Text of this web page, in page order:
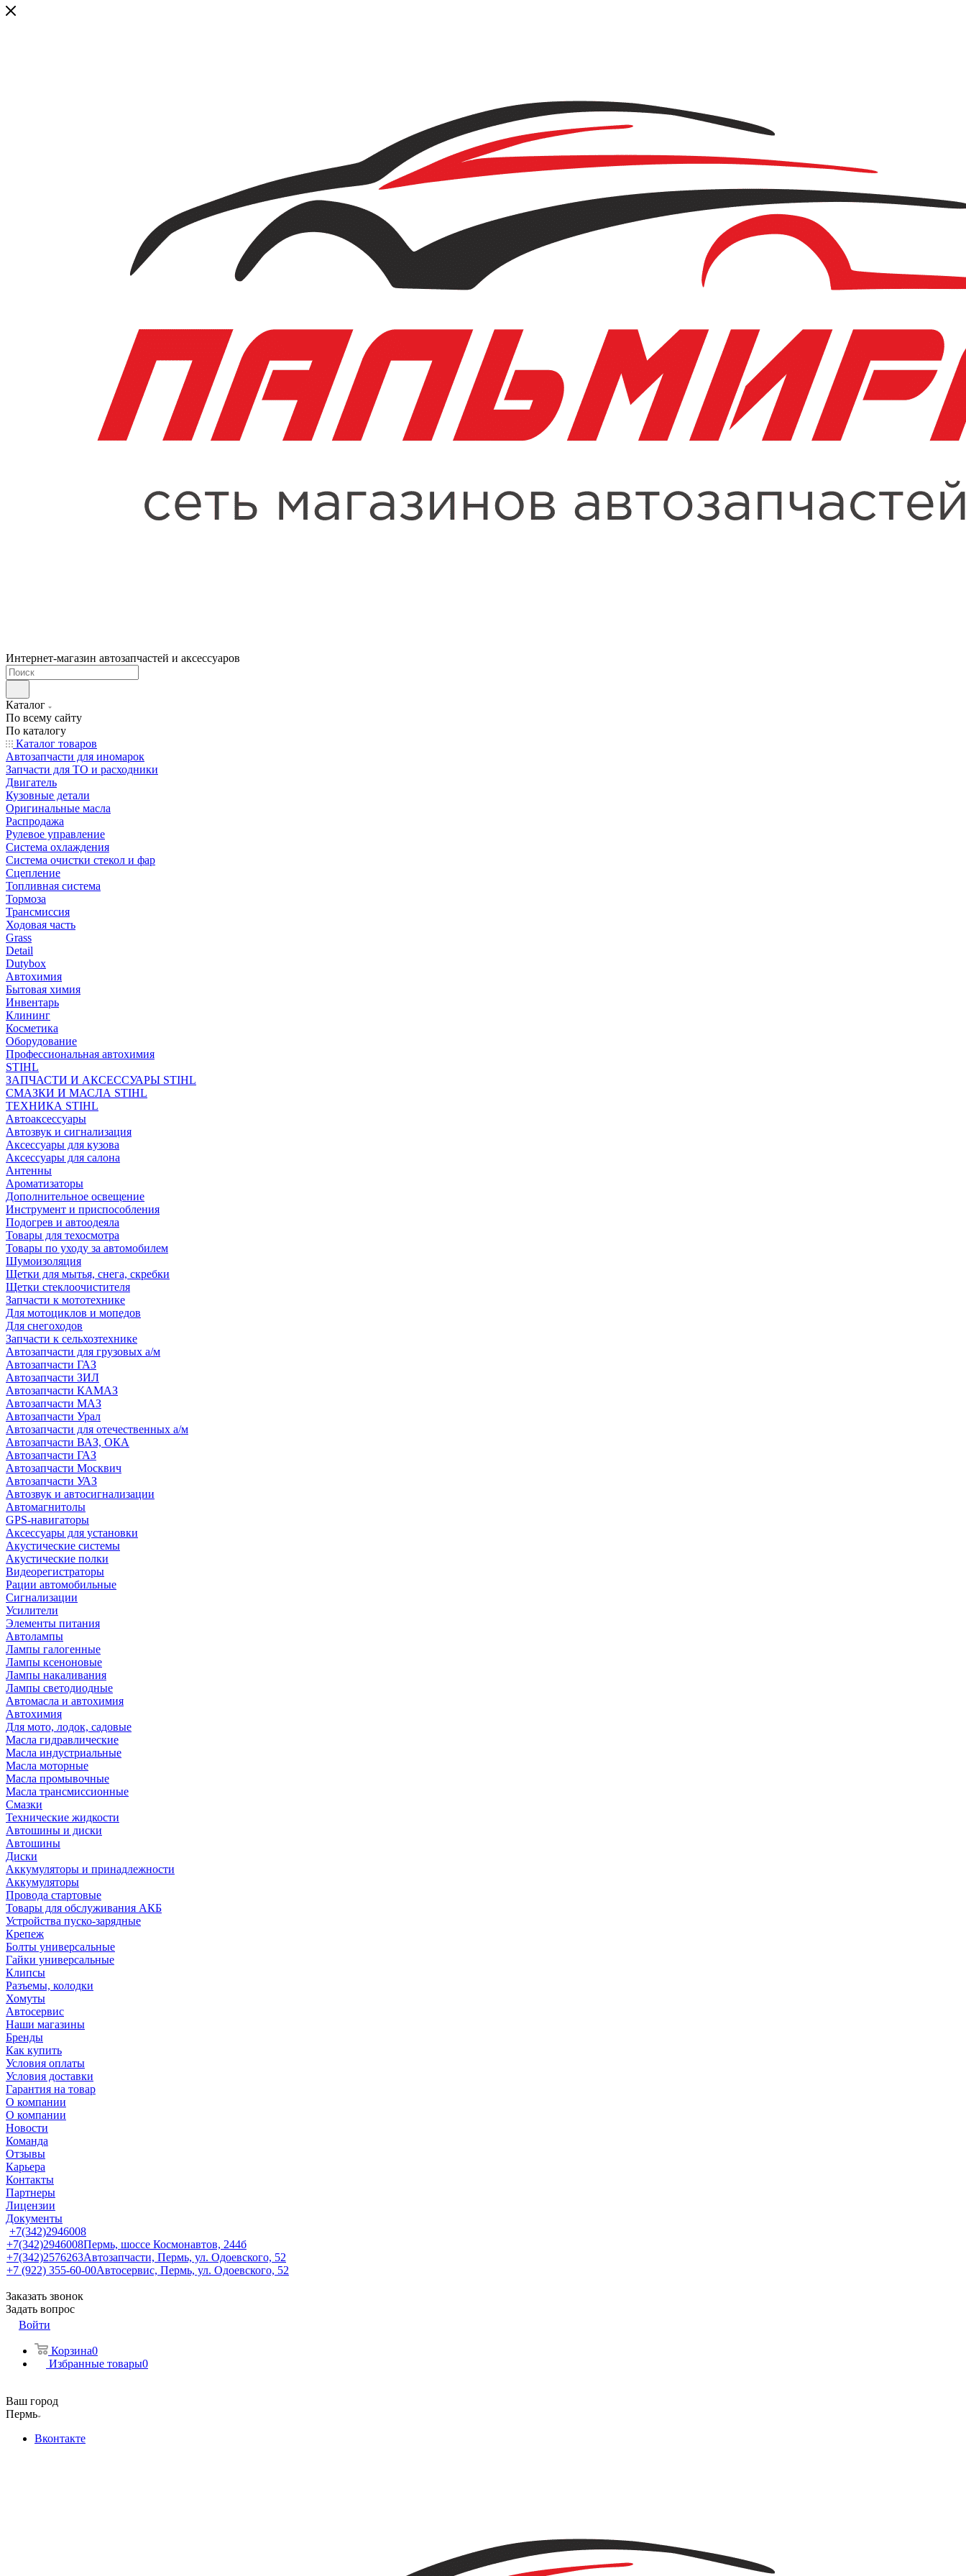
Интернет-магазин автозапчастей и аксессуаров
Каталог
По всему сайту
По каталогу
Каталог товаров
Автозапчасти для иномарок
Запчасти для ТО и расходники
Двигатель
Кузовные детали
Оригинальные масла
Распродажа
Рулевое управление
Система охлаждения
Система очистки стекол и фар
Сцепление
Топливная система
Тормоза
Трансмиссия
Ходовая часть
Grass
Detail
Dutybox
Автохимия
Бытовая химия
Инвентарь
Клининг
Косметика
Оборудование
Профессиональная автохимия
STIHL
ЗАПЧАСТИ И АКСЕССУАРЫ STIHL
СМАЗКИ И МАСЛА STIHL
ТЕХНИКА STIHL
Автоаксессуары
Автозвук и сигнализация
Аксессуары для кузова
Аксессуары для салона
Антенны
Ароматизаторы
Дополнительное освещение
Инструмент и приспособления
Подогрев и автоодеяла
Товары для техосмотра
Товары по уходу за автомобилем
Шумоизоляция
Щетки для мытья, снега, скребки
Щетки стеклоочистителя
Запчасти к мототехнике
Для мотоциклов и мопедов
Для снегоходов
Запчасти к сельхозтехнике
Автозапчасти для грузовых а/м
Автозапчасти ГАЗ
Автозапчасти ЗИЛ
Автозапчасти КАМАЗ
Автозапчасти МАЗ
Автозапчасти Урал
Автозапчасти для отечественных а/м
Автозапчасти ВАЗ, ОКА
Автозапчасти ГАЗ
Автозапчасти Москвич
Автозапчасти УАЗ
Автозвук и автосигнализации
Автомагнитолы
GPS-навигаторы
Аксессуары для установки
Акустические системы
Акустические полки
Видеорегистраторы
Рации автомобильные
Сигнализации
Усилители
Элементы питания
Автолампы
Лампы галогенные
Лампы ксеноновые
Лампы накаливания
Лампы светодиодные
Автомасла и автохимия
Автохимия
Для мото, лодок, садовые
Масла гидравлические
Масла индустриальные
Масла моторные
Масла промывочные
Масла трансмиссионные
Смазки
Технические жидкости
Автошины и диски
Автошины
Диски
Аккумуляторы и принадлежности
Аккумуляторы
Провода стартовые
Товары для обслуживания АКБ
Устройства пуско-зарядные
Крепеж
Болты универсальные
Гайки универсальные
Клипсы
Разъемы, колодки
Хомуты
Автосервис
Наши магазины
Бренды
Как купить
Условия оплаты
Условия доставки
Гарантия на товар
О компании
О компании
Новости
Команда
Отзывы
Карьера
Контакты
Партнеры
Лицензии
Документы
+7(342)2946008
+7(342)2946008Пермь, шоссе Космонавтов, 244б
+7(342)2576263Автозапчасти, Пермь, ул. Одоевского, 52
+7 (922) 355-60-00Автосервис, Пермь, ул. Одоевского, 52
Заказать звонок
Задать вопрос
Войти
Корзина0
Избранные товары0
Ваш город
Пермь
Вконтакте